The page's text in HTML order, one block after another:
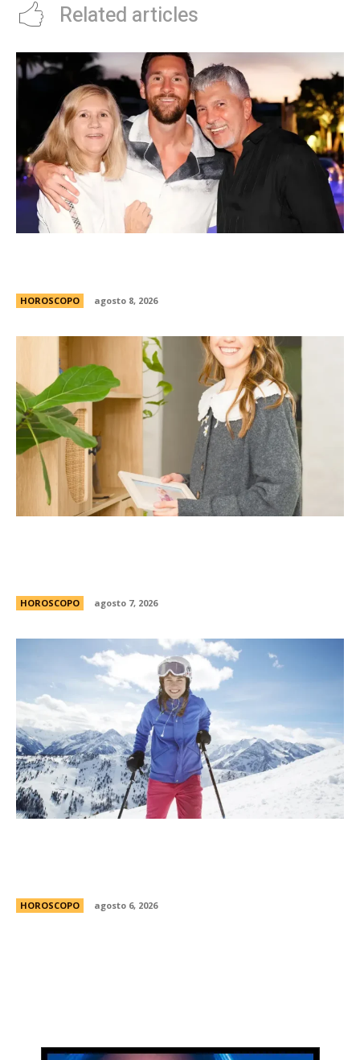
Related articles
HOROSCOPO agosto 8, 2026
HOROSCOPO agosto 7, 2026
HOROSCOPO agosto 6, 2026